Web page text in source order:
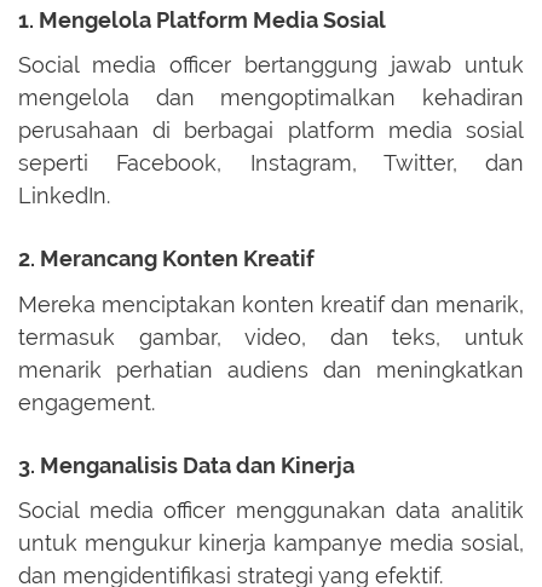
1. Mengelola Platform Media Sosial
Social media officer bertanggung jawab untuk
mengelola dan mengoptimalkan kehadiran
perusahaan di berbagai platform media sosial
seperti Facebook, Instagram, Twitter, dan
LinkedIn.
2. Merancang Konten Kreatif
Mereka menciptakan konten kreatif dan menarik,
termasuk gambar, video, dan teks, untuk
menarik perhatian audiens dan meningkatkan
engagement.
3. Menganalisis Data dan Kinerja
Social media officer menggunakan data analitik
untuk mengukur kinerja kampanye media sosial,
dan mengidentifikasi strategi yang efektif.